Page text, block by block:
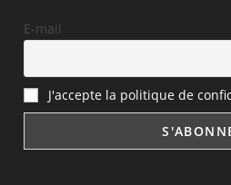
E-mail
J'accepte la politique de